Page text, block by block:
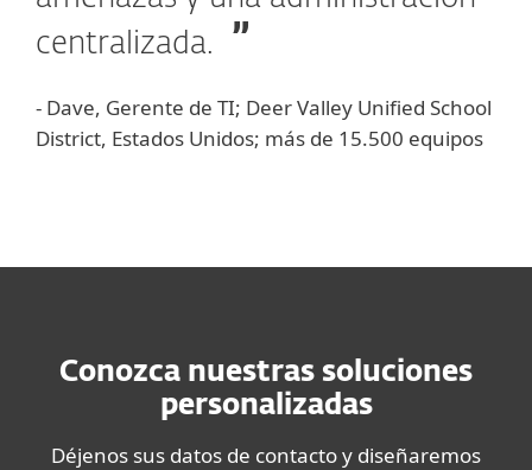
centralizada.
- Dave, Gerente de TI; Deer Valley Unified School
District, Estados Unidos; más de 15.500 equipos
Conozca nuestras soluciones
personalizadas
Déjenos sus datos de contacto y diseñaremos